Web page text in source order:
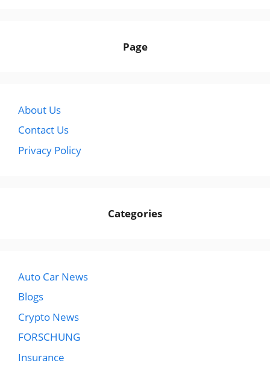
Page
About Us
Contact Us
Privacy Policy
Categories
Auto Car News
Blogs
Crypto News
FORSCHUNG
Insurance